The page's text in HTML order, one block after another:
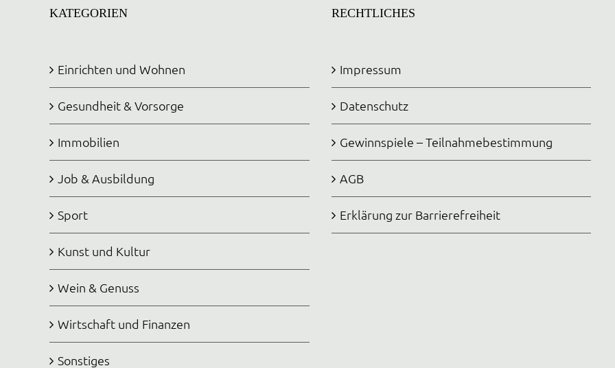
KATEGORIEN
Einrichten und Wohnen
Gesundheit & Vorsorge
Immobilien
Job & Ausbildung
Sport
Kunst und Kultur
Wein & Genuss
Wirtschaft und Finanzen
Sonstiges
RECHTLICHES
Impressum
Datenschutz
Gewinnspiele – Teilnahmebestimmung
AGB
Erklärung zur Barrierefreiheit